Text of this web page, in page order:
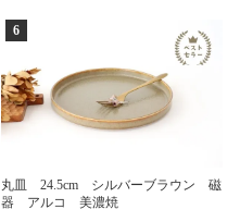
6
丸皿 24.5cm シルバーブラウン 磁
器 アルコ 美濃焼